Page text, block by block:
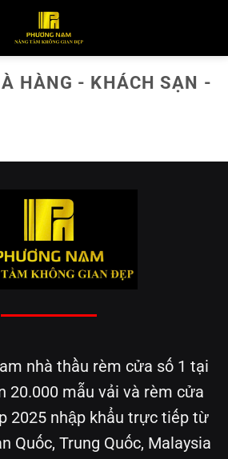
HÀNG - KHÁCH SẠN -
nhà thầu rèm cửa số 1 tại
20.000 mẫu vải và rèm cửa
2025 nhập khẩu trực tiếp từ
Quốc, Trung Quốc, Malaysia